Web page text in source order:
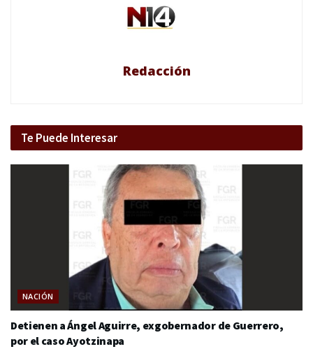
Redacción
Te Puede Interesar
NACIÓN
Detienen a Ángel Aguirre, exgobernador de Guerrero,
por el caso Ayotzinapa